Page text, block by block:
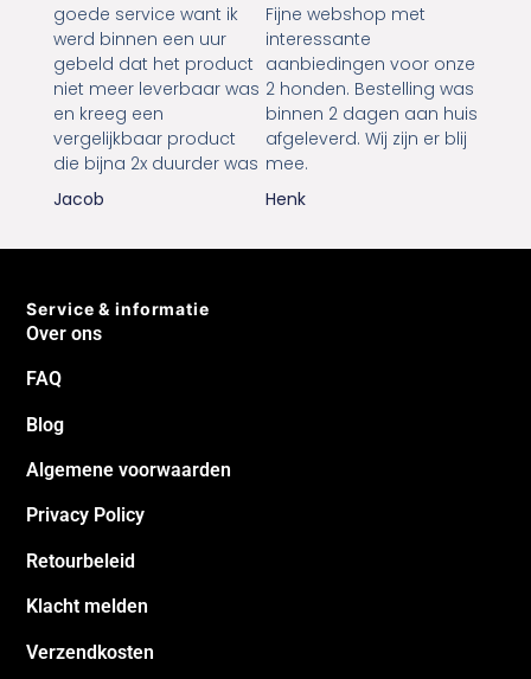
goede service want ik
werd binnen een uur
gebeld dat het product
niet meer leverbaar was
en kreeg een
vergelijkbaar product
die bijna 2x duurder was
Jacob
Fijne webshop met
interessante
aanbiedingen voor onze
2 honden. Bestelling was
binnen 2 dagen aan huis
afgeleverd. Wij zijn er blij
mee.
Henk
Service & informatie
Over ons
FAQ
Blog
Algemene voorwaarden
Privacy Policy
Retourbeleid
Klacht melden
Verzendkosten